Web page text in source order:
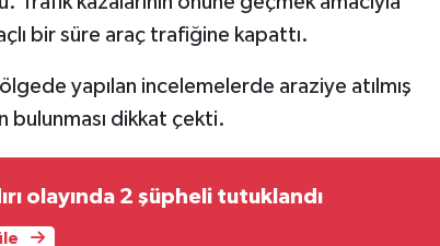
bir süre araç trafiğine kapattı.
yapılan incelemelerde araziye atılmış
bulunması dikkat çekti.
olayında 2 şüpheli tutuklandı